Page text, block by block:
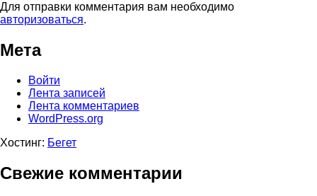
Для отправки комментария вам необходимо
авторизоваться.
Мета
Войти
Лента записей
Лента комментариев
WordPress.org
Хостинг: Бегет
Свежие комментарии